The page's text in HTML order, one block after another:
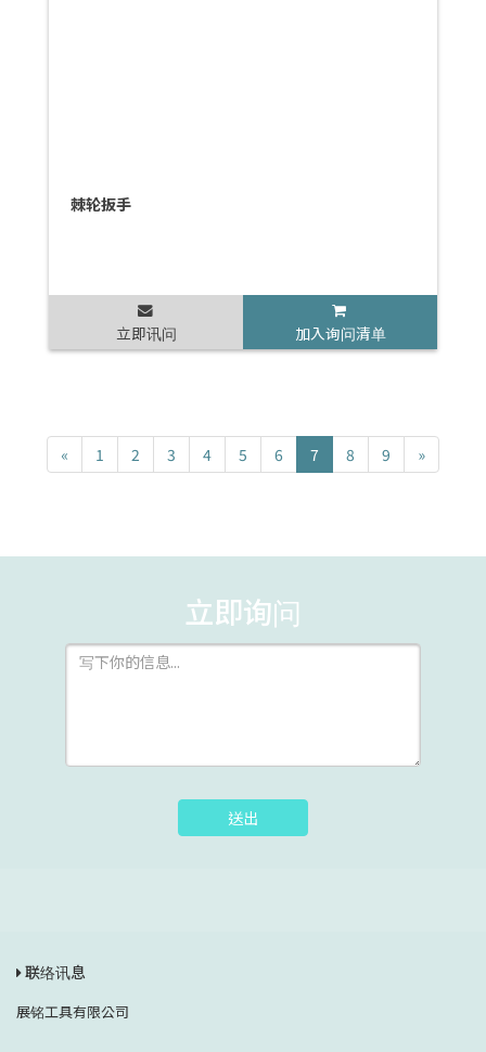
棘轮扳手
立即讯问 加入询问清单
« 1 2 3 4 5 6 7 8 9 »
立即询问
送出
联络讯息
展铭工具有限公司